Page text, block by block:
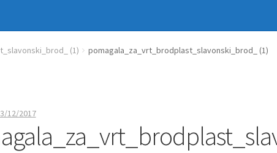
NaplataProizvodiUvjeti poslovanja
(1) pomagala_za_vrt_brodplast_slavonski_brod_ (1)
12/2017